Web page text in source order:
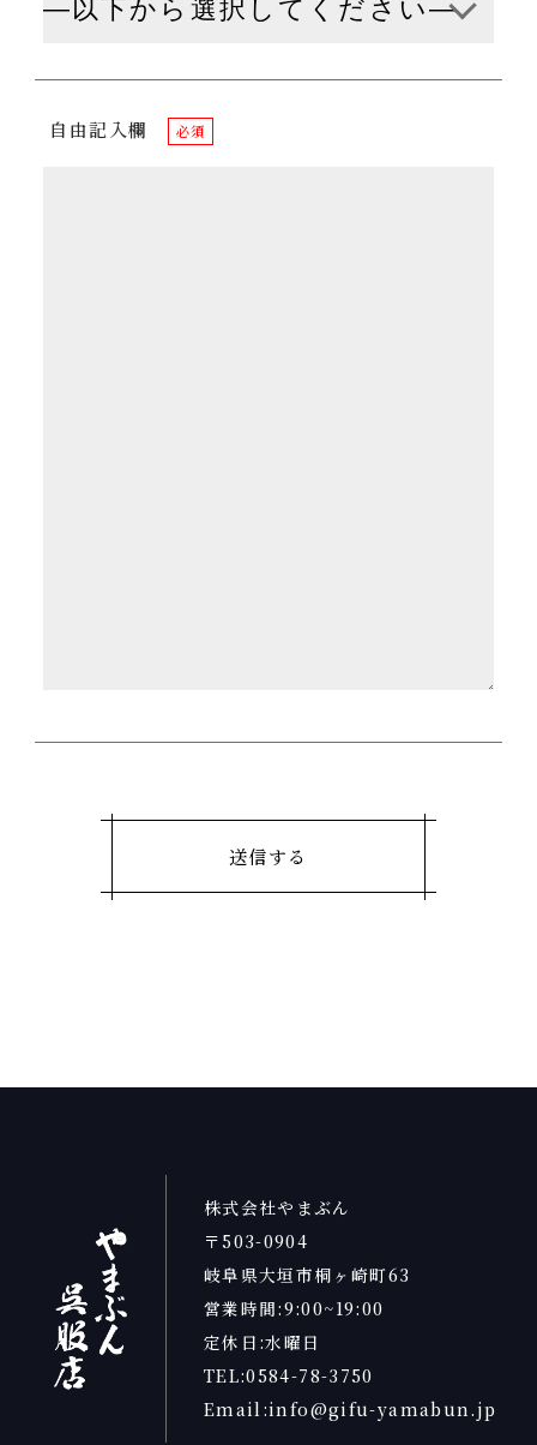
自由記入欄 必須
株式会社やまぶん
〒503-0904
岐阜県大垣市桐ヶ崎町63
営業時間:9:00~19:00
定休日:水曜日
TEL:0584-78-3750
Email:info@gifu-yamabun.jp